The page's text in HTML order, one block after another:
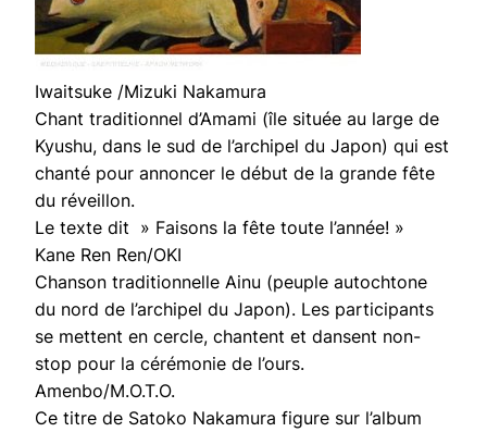
Iwaitsuke /Mizuki Nakamura
Chant traditionnel d’Amami (île située au large de
Kyushu, dans le sud de l’archipel du Japon) qui est
chanté pour annoncer le début de la grande fête
du réveillon.
Le texte dit » Faisons la fête toute l’année! »
Kane Ren Ren/OKI
Chanson traditionnelle Ainu (peuple autochtone
du nord de l’archipel du Japon). Les participants
se mettent en cercle, chantent et dansent non-
stop pour la cérémonie de l’ours.
Amenbo/M.O.T.O.
Ce titre de Satoko Nakamura figure sur l’album